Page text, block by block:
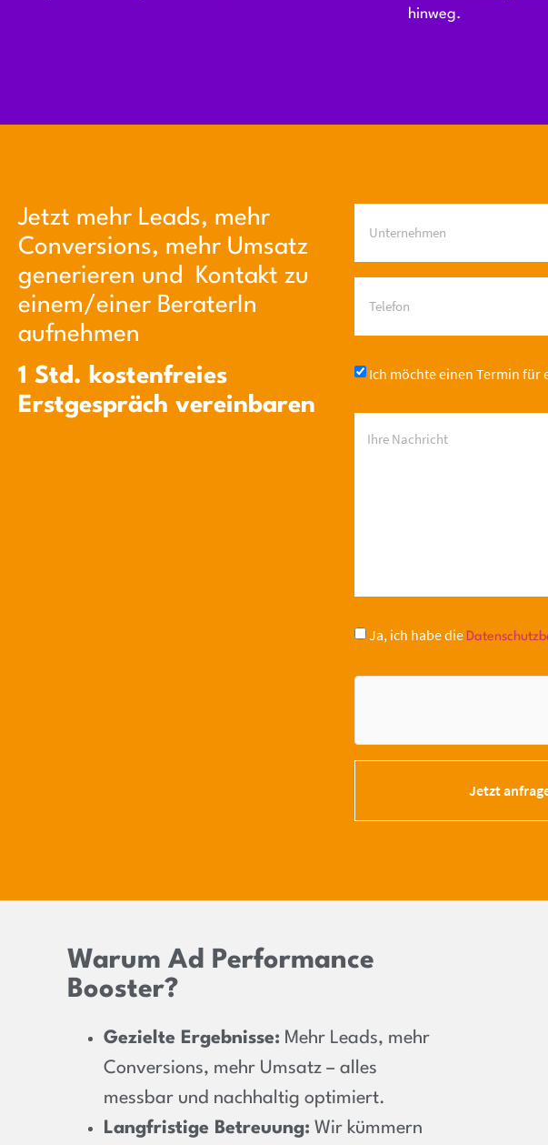
hinweg.
Jetzt mehr Leads, mehr
Conversions, mehr Umsatz
generieren und Kontakt zu
einem/einer BeraterIn
aufnehmen
1 Std. kostenfreies
Erstgespräch vereinbaren
Ich möchte einen Termin für
Ja, ich habe die
Jetzt
Warum Ad Performance
Booster?
Gezielte Ergebnisse: Mehr Leads, mehr
Conversions, mehr Umsatz – alles
messbar und nachhaltig optimiert.
Langfristige Betreuung: Wir kümmern